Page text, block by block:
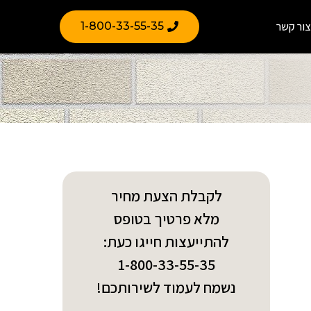
צור קשר 1-800-33-55-35
לקבלת הצעת מחיר
מלא פרטיך בטופס
להתייעצות חייגו כעת:
1-800-33-55-35
נשמח לעמוד לשירותכם!